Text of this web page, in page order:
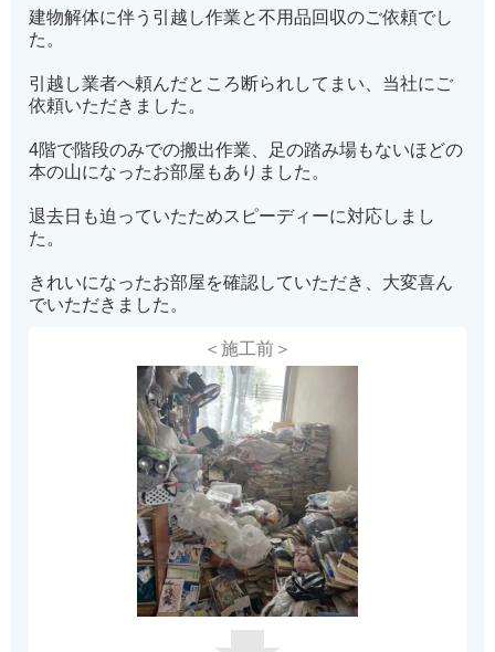
建物解体に伴う引越し作業と不用品回収のご依頼でし
た。
引越し業者へ頼んだところ断られしてまい、当社にご
依頼いただきました。
4階で階段のみでの搬出作業、足の踏み場もないほどの
本の山になったお部屋もありました。
退去日も迫っていたためスピーディーに対応しまし
た。
きれいになったお部屋を確認していただき、大変喜ん
でいただきました。
＜施工前＞